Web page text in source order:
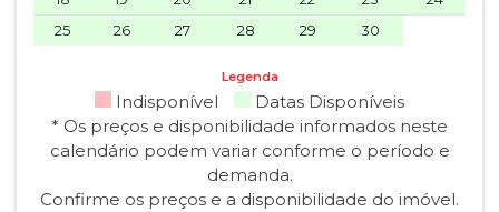
25
26 27 28 29 30
Legenda
Indisponível
Datas Disponíveis
* Os preços e disponibilidade informados neste
calendário podem variar conforme o período e
demanda.
Confirme os preços e a disponibilidade do imóvel.